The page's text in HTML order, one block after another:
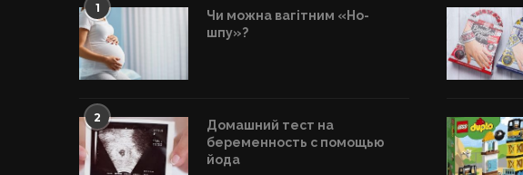
1
Чи можна вагітним «Но-
шпу»?
2
Домашний тест на
беременность с помощью
йода